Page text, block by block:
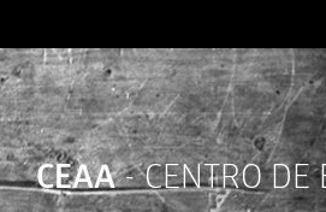
CEAA- CENTRO DE